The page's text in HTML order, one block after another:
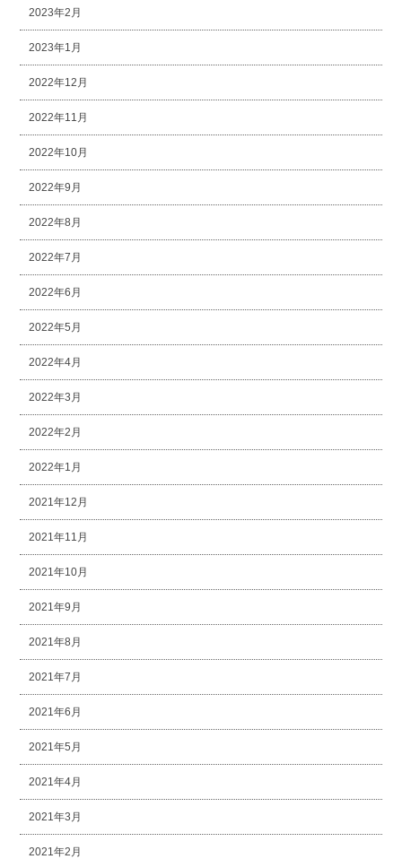
2023年2月
2023年1月
2022年12月
2022年11月
2022年10月
2022年9月
2022年8月
2022年7月
2022年6月
2022年5月
2022年4月
2022年3月
2022年2月
2022年1月
2021年12月
2021年11月
2021年10月
2021年9月
2021年8月
2021年7月
2021年6月
2021年5月
2021年4月
2021年3月
2021年2月